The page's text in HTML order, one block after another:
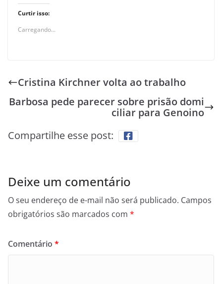
Curtir isso:
Carregando...
Cristina Kirchner volta ao trabalho
Barbosa pede parecer sobre prisão domi
ciliar para Genoino
Compartilhe esse post:
Deixe um comentário
O seu endereço de e-mail não será publicado. Campos
obrigatórios são marcados com *
Comentário *